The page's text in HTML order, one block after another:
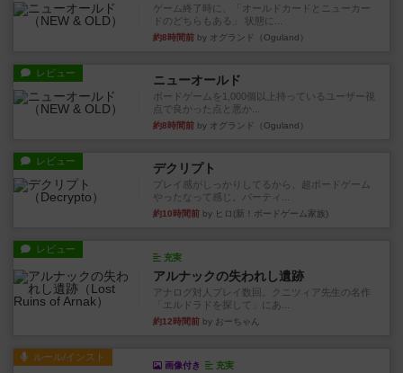
ゲーム終了時に、「オールドカードとニューカー
ドのどちらもある」 状態に...
約8時間前 by オグランド（Oguland）
レビュー ニューオールド
ボードゲームを1,000個以上持っているユーザー視
点で良かった点と悪か...
約8時間前 by オグランド（Oguland）
レビュー デクリプト
プレイ感がしっかりしてるから、超ボードゲーム
やったなって感じ。パーティ...
約10時間前 by ヒロ(新！ボードゲーム家族)
レビュー
充実
アルナックの失われし遺跡
アナログ対人プレイ数回。クニツィア先生の名作
「エルドラドを探して」にあ...
約12時間前 by おーちゃん
ルール/インスト
画像付き 充実